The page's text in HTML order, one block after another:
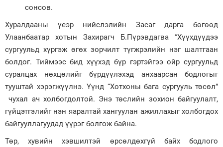
сонсов.
Хуралдааны үеэр нийслэлийн Засаг дарга бөгөөд
Улаанбаатар хотын Захирагч Б.Пүрэвдагва “Хүүхдүүдээ
сургуульд хүргэж өгөх зорчилт түгжрэлийн нэг шалтгаан
болдог. Тиймээс бид хүүхэд бүр гэртэйгээ ойр сургуульд
суралцах нөхцөлийг бүрдүүлэхэд анхаарсан бодлогыг
тууштай хэрэгжүүлнэ. Үүнд “Хотхоны бага сургууль төсөл”
чухал ач холбогдолтой. Энэ төслийн зохион байгуулалт,
гүйцэтгэлийг нэн яаралтай хангуулан ажиллахыг холбогдох
байгууллагуудад үүрэг болгож байна.
Төр, хувийн хэвшилтэй өрсөлдөхгүй байх бодлого